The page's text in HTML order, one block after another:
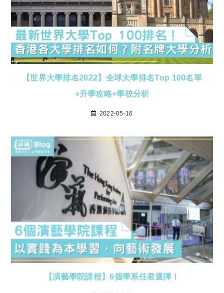
【世界大學排名2022】全球大學排名Top 100名單
+升學攻略+學校分析
2022-05-16
【演藝學院課程】6個學系任君選擇！